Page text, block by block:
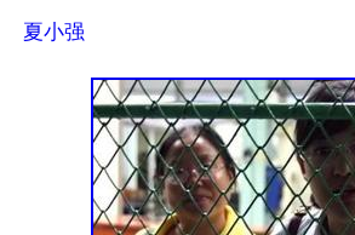
夏小强